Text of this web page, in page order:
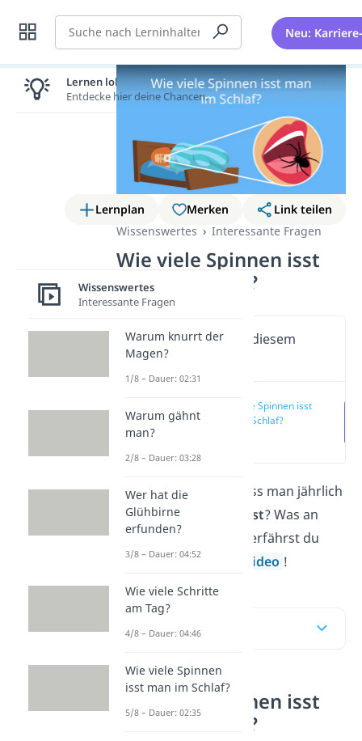
Suche Neu:
Lernplan Merken
Link teilen
Wissenswertes
Interessante Fragen
Wie viele Spinnen isst
man im Schlaf?
Wichtige Inhalte in diesem
Video
Wie viele Spinnen isst
man im Schlaf?
Stimmt es wirklich, dass man jährlich
Spinnen im Schlaf isst? Was an
dem Mythos dran ist, erfährst du
hier und in unserem
Video !
Inhaltsübersicht
Wie viele Spinnen isst
man im Schlaf?
Lernen lohnt sich!
Entdecke hier deine Chancen.
Wissenswertes
Interessante Fragen
Warum knurrt der
Magen?
1/8 – Dauer: 02:31
Warum gähnt
man?
2/8 – Dauer: 03:28
Wer hat die
Glühbirne
erfunden?
3/8 – Dauer: 04:52
Wie viele Schritte
am Tag?
4/8 – Dauer: 04:46
Wie viele Spinnen
isst man im Schlaf?
5/8 – Dauer: 02:35